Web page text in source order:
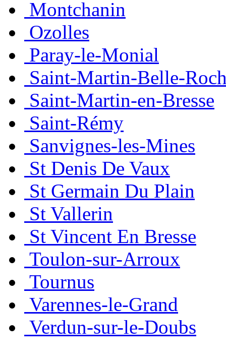
Montchanin
Ozolles
Paray-le-Monial
Saint-Martin-Belle-
Saint-Martin-en-Bresse
Saint-Rémy
Sanvignes-les-Mines
St Denis De Vaux
St Germain Du Plain
St Vallerin
St Vincent En Bresse
Toulon-sur-Arroux
Tournus
Varennes-le-Grand
Verdun-sur-le-Doubs